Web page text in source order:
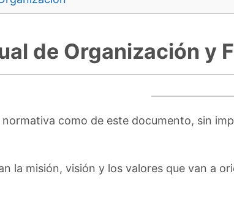
de Organización y
como de este documento, sin
la misión, visión y los valores que van a